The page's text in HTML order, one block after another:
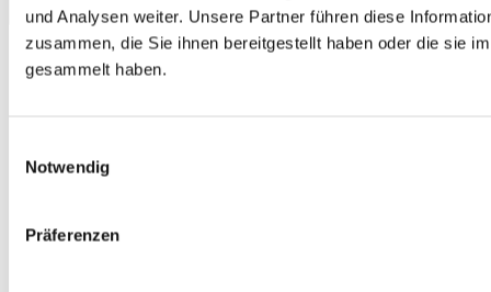
und Analysen weiter. Unsere Partner führen diese
zusammen, die Sie ihnen bereitgestellt haben oder die sie
gesammelt haben.
Notwendig
Präferenzen